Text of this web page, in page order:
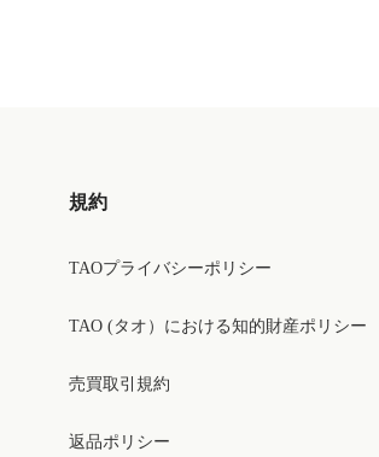
規約
TAOプライバシーポリシー
TAO (タオ）における知的財産ポリシー
売買取引規約
返品ポリシー